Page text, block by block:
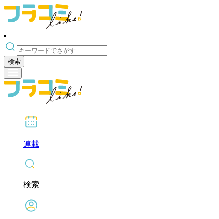
検索
連載
検索